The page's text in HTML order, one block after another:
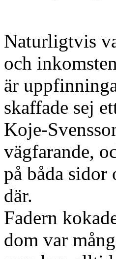
Naturligtvis
och
är
skaffade sej
Koje-
vägfarande,
på båda sidor
där.
Fadern
dom var